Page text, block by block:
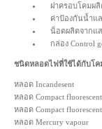
ฝาครอบโคมผลิ
ค่าป้องกันน้ำแล
น็อตผลิตจากแส
กล่อง Control
ชนิดหลอดไฟที่ใช้ได้กับโ
หลอด
หลอด Compact
หลอด Compact
หลอด Mercury